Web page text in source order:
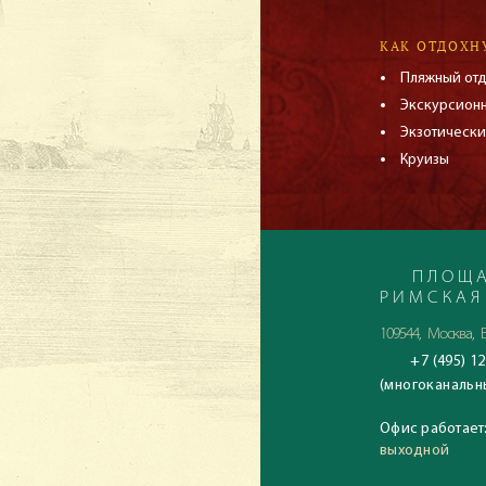
КАК
Пляжный
Круизы
РИМСКАЯ
109544, Москва,
+7 (495)
Офис работает:
выходной